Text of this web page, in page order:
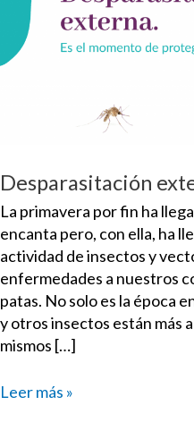
Desparasitación
La primavera por fin ha
encanta pero, con ella, ha
actividad de insectos y
enfermedades a nuestros
patas. No solo es la época
y otros insectos están más
mismos […]
Leer más »